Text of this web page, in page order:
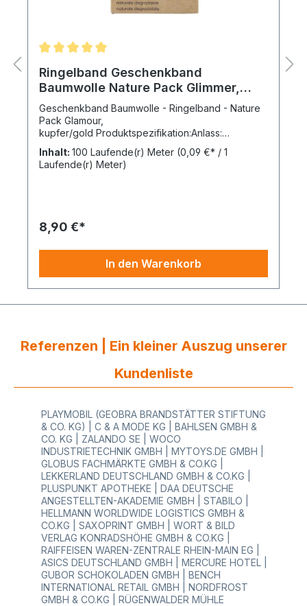
Ringelband Geschenkband
Baumwolle Nature Pack Glimmer,
kupfer/gold
Geschenkband Baumwolle - Ringelband - Nature
Pack Glamour,
kupfer/gold Produktspezifikation:Anlass:
GanzjährigMaterial: 100 % BaumwolleDekor:
glänzend irisierendFarbe: kupfer/gold Druckfarbe:
goldMotiv: uniBreite: 10 mmWicklung: 100 m pro
HUTNER:hochwertiges Geschenkband aus 100 %
kompostierbarzeitloses Design für jeden
AnlassGeschenke für Ihre Kunden mit
praktischer Spenderbox aus KartonWir führen
Ihrem hochwertigen Geschenkpapier aus unserer
Kollektion. Setzen Sie ein Zeichen für die
Nachhaltigkeit und Umwelt!Bei HUTNER haben Sie
auch die Möglichkeit Ihr persönliches individuelles
Anfrage ist auch für bestehende Dekore
vereinzelt ein Sondermaß hinsichtlich der
Rollenbreitemöglich. Gerne prüfen wir Ihre
individuellen Wünsche und erstellen Ihnen ein
Angebot!
Inhalt: 100 Laufende(r) Meter (0,09 €* / 1
Laufende(r) Meter)
8,90 €*
In den Warenkorb
Referenzen | Ein kleiner Auszug unserer
Kundenliste
PLAYMOBIL (GEOBRA BRANDSTÄTTER STIFTUNG
& CO. KG) | C & A MODE KG | BAHLSEN GMBH &
CO. KG | ZALANDO SE | WOCO
INDUSTRIETECHNIK GMBH | MYTOYS.DE GMBH |
GLOBUS FACHMÄRKTE GMBH & CO.KG |
LEKKERLAND DEUTSCHLAND GMBH & CO.KG |
PLUSPUNKT APOTHEKE | DAA DEUTSCHE
ANGESTELLTEN-AKADEMIE GMBH | STABILO |
HELLMANN WORLDWIDE LOGISTICS GMBH &
CO.KG | SAXOPRINT GMBH | WORT & BILD
VERLAG KONRADSHÖHE GMBH & CO.KG |
RAIFFEISEN WAREN-ZENTRALE RHEIN-MAIN EG |
ASICS DEUTSCHLAND GMBH | MERCURE HOTEL |
GUBOR SCHOKOLADEN GMBH | BENCH
INTERNATIONAL RETAIL GMBH | NORDFROST
GMBH & CO.KG | RÜGENWALDER MÜHLE